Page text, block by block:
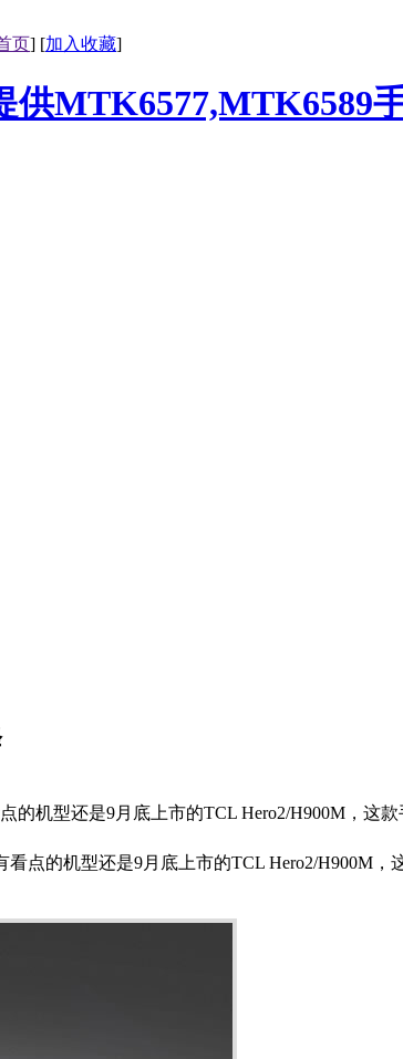
页] [加入收藏]
机型还是9月底上市的TCL Hero2/H900M，这
点的机型还是9月底上市的TCL Hero2/H900M